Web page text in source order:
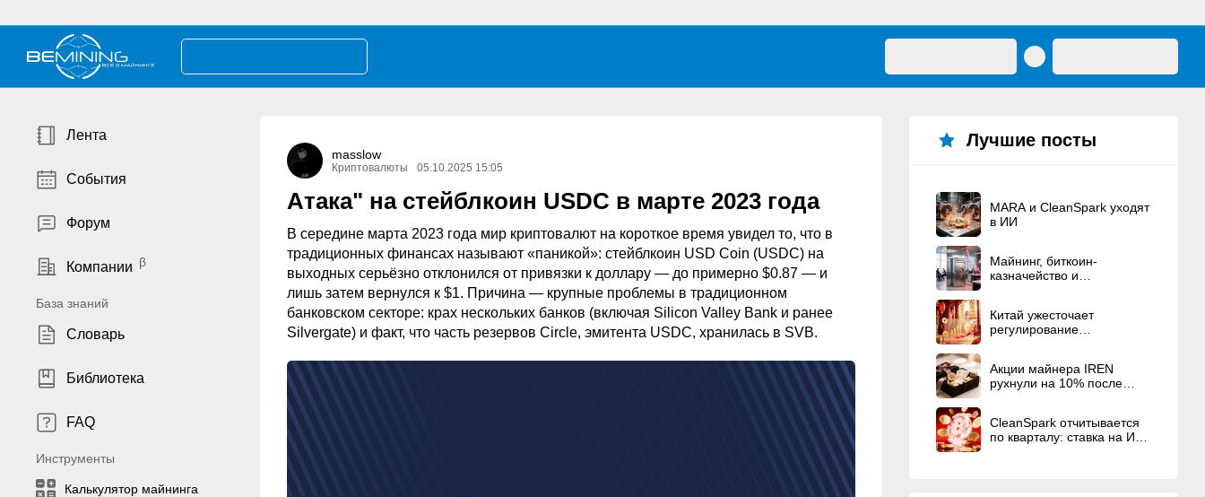
Лента
События
Форум
Компании
База знаний
Словарь
Библиотека
FAQ
Инструменты
Калькулятор майнинга
masslow
Криптовалюты 05.10.2025 15:05
Атака" на стейблкоин USDC в марте 2023 года
В середине марта 2023 года мир криптовалют на короткое время увидел то, что в
традиционных финансах называют «паникой»: стейблкоин USD Coin (USDC) на
выходных серьёзно отклонился от привязки к доллару — до примерно $0.87 — и
лишь затем вернулся к $1. Причина — крупные проблемы в традиционном
банковском секторе: крах нескольких банков (включая Silicon Valley Bank и ранее
Silvergate) и факт, что часть резервов Circle, эмитента USDC, хранилась в SVB.
Лучшие посты
MARA и CleanSpark уходят
в ИИ
Майнинг, биткоин-
казначейство и
Китай ужесточает
регулирование
Акции майнера IREN
рухнули на 10% после
основателям
CleanSpark отчитывается
по кварталу: ставка на ИИ